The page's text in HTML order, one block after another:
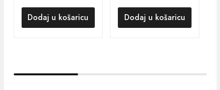
Dodaj u košaricu Dodaj u košaricu